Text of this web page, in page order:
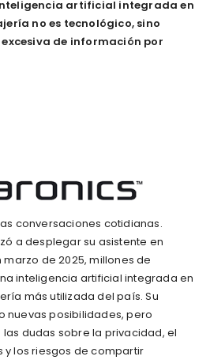
artificial integrada en
no es tecnológico, sino
de información por
conversaciones cotidianas.
a desplegar su asistente en
de 2025, millones de
inteligencia artificial integrada en
más utilizada del país. Su
nuevas posibilidades, pero
dudas sobre la privacidad, el
los riesgos de compartir